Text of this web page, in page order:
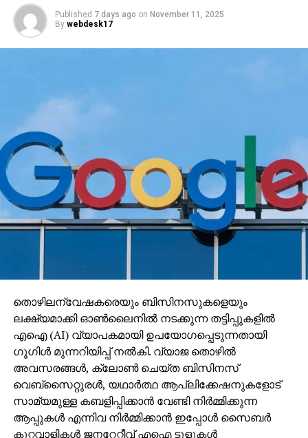
(യുഎഇ കെഎംസിസി നാഷണല്‍ കമ്മിറ്റി
പ്രസിഡന്റാണ് ലേഖകന്‍)
മുസ്‌ലിം ലീഗിന്റെ മതേതര മുഖം രാജ്യത്തിന്
കാണിച്ചു കൊടുത്ത നേതാവ്
DON'T MISS
ജനസാഗരം ഒഴുകിയെത്തി; വീര്‍പ്പുമുട്ടി ഹജ്ജ്
ഹൗസ്
തൊഴിലന്വേഷകരെയും ബിസിനസുകളെയും
ലക്ഷ്യമാക്കി ഓണ്‍ലൈനില്‍ നടക്കുന്ന തട്ടിപ്പുകളില്‍
എഐ (AI) വ്യാപകമായി ഉപയോഗപ്പെടുന്നതായി
ഗൂഗിള്‍ മുന്നറിയിപ്പ് നല്‍കി. വ്യാജ തൊഴില്‍
അവസരങ്ങള്‍, ക്ലോണ്‍ ചെയ്ത ബിസിനസ്
വെബ്‌സൈറ്റുരള്‍, യഥാര്‍ത്ഥ ആപ്ലിക്കേഷനുകളോട്
സാമ്യമുള്ള കബളിപ്പിക്കാന്‍ വേണ്ടി നിര്‍മ്മിക്കുന്ന
ആപ്പുകള്‍ എന്നിവ നിര്‍മ്മിക്കാന്‍ ഇപ്പോള്‍ സൈബര്‍
കുറ്റവാളികള്‍ ജനറേറ്റീവ് എഐ ടൂളുകള്‍
വിനിയോഗിക്കുന്നതായി ഗൂഗുളിന്റെ ട്രസ്റ്റ് ആന്‍ഡ്
സേഫ്റ്റി ടീം വ്യക്തമാക്കി. ഗൂഗിളിന്റെ മുന്നറിയിപ്പ്
പ്രകാരം ഈ തട്ടിപ്പുകളില്‍ പ്രധാനമായും